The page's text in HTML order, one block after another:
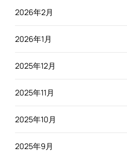
2026年2月
2026年1月
2025年12月
2025年11月
2025年10月
2025年9月